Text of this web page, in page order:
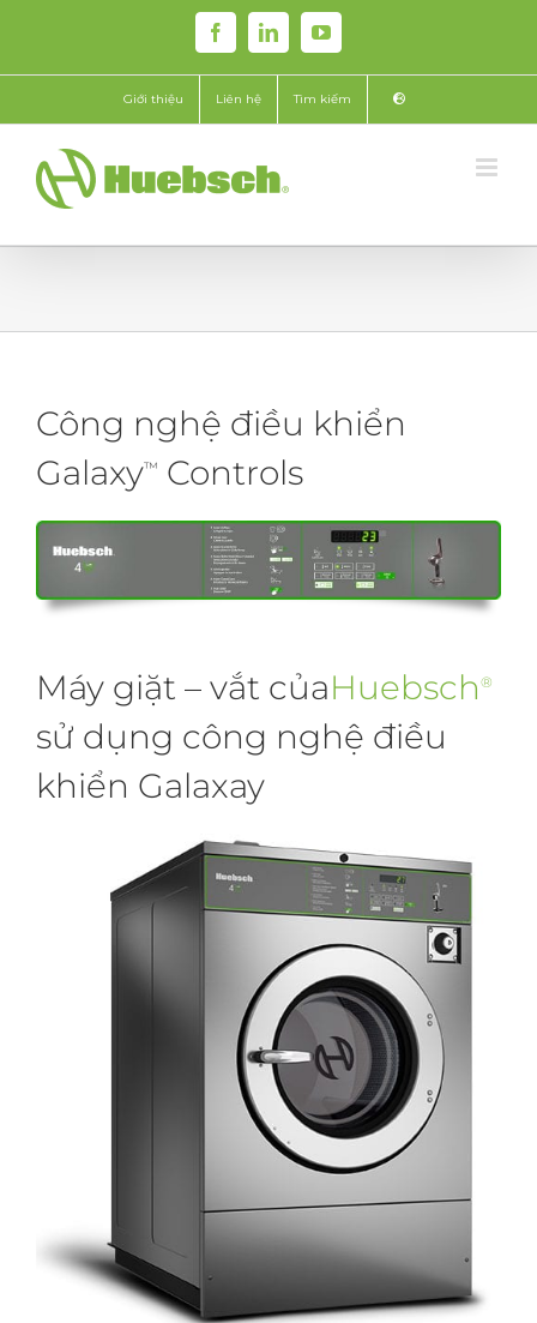
content
FacebookLinkedInYouTube
Giới thiệu Liên hệ Tìm kiếm
Công nghệ điều khiển
Galaxy™ Controls
Máy giặt – vắt củaHuebsch ®
sử dụng công nghệ điều
khiển Galaxay